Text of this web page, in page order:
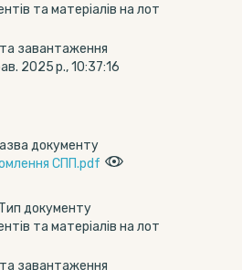
та матеріалів на лот
завантаження
2025 р., 10:37:16
документу
СПП.pdf
Тип документу
та матеріалів на лот
завантаження